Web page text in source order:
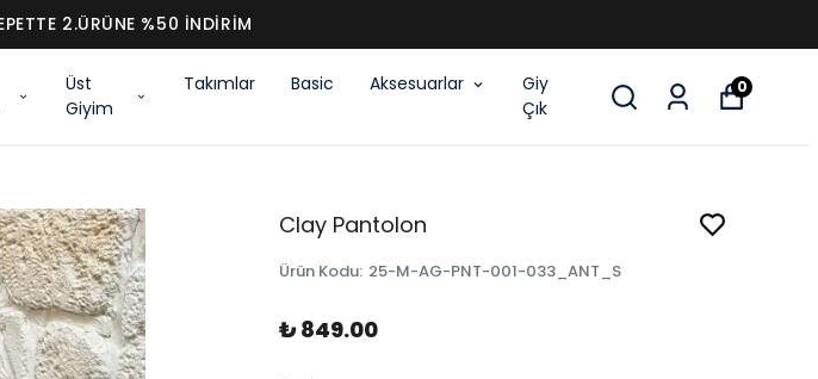
BASIC KATEGORİSİNDE SEPETTE 2.ÜRÜNE %50 İNDİRİM
Üst
Giyim
Takımlar Basic Aksesuarlar
Giy
Çık
0
Clay Pantolon
Ürün Kodu: 25-M-AG-PNT-001-033_ANT_S
₺ 849.00